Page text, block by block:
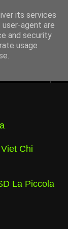
Chi
La Piccola
its services
user-agent are
and security
usage